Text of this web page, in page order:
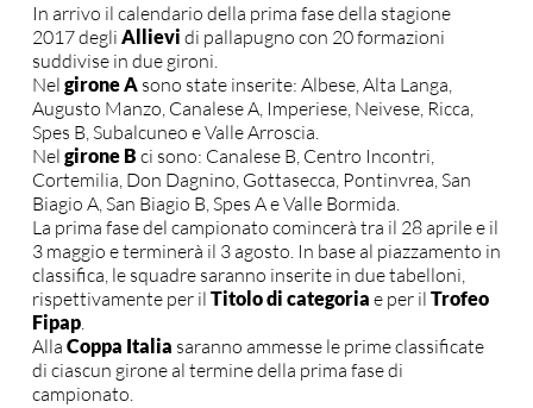
In arrivo il calendario della prima fase della stagione
2017 degli Allievi di pallapugno con 20 formazioni
suddivise in due gironi.
Nel girone A sono state inserite: Albese, Alta Langa,
Augusto Manzo, Canalese A, Imperiese, Neivese, Ricca,
Spes B, Subalcuneo e Valle Arroscia.
Nel girone B ci sono: Canalese B, Centro Incontri,
Cortemilia, Don Dagnino, Gottasecca, Pontinvrea, San
Biagio A, San Biagio B, Spes A e Valle Bormida.
La prima fase del campionato comincerà tra il 28 aprile e il
3 maggio e terminerà il 3 agosto. In base al piazzamento in
classifica, le squadre saranno inserite in due tabelloni,
rispettivamente per il Titolo di categoria e per il Trofeo
Fipap.
Alla Coppa Italia saranno ammesse le prime classificate
di ciascun girone al termine della prima fase di
campionato.